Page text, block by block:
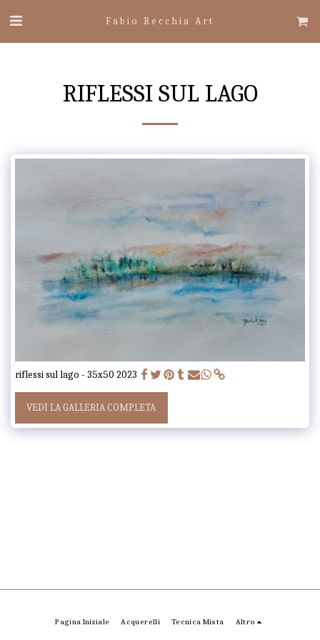
Fabio Recchia Art
RIFLESSI SUL LAGO
riflessi sul lago - 35x50 2023
VEDI LA GALLERIA COMPLETA
Pagina Iniziale Acquerelli Tecnica Mista Altro